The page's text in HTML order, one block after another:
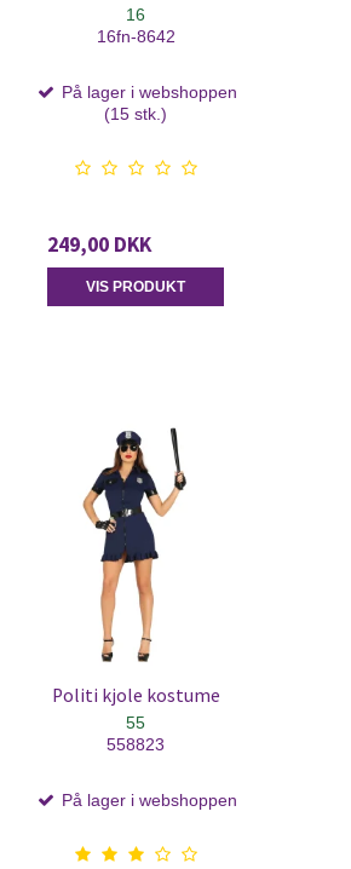
16
16fn-8642
På lager i webshoppen
(15 stk.)
249,00 DKK
VIS PRODUKT
Politi kjole kostume
55
558823
På lager i webshoppen